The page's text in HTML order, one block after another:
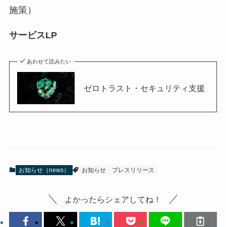
施策）
サービスLP
あわせて読みたい
ゼロトラスト・セキュリティ支援
お知らせ（news） お知らせ プレスリリース
よかったらシェアしてね！